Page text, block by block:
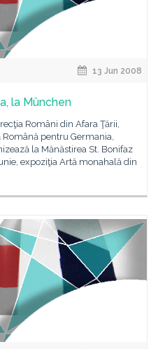
13 Jun 2008
la München
Români din Afara Ţării,
pentru Germania,
la Mănăstirea St. Bonifaz
expoziţia Artă monahală din